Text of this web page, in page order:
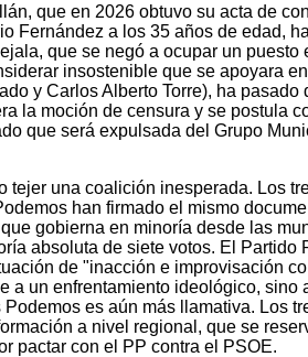
que en 2026 obtuvo su acta de
Fernández a los 35 años de edad,
que se negó a ocupar un puesto
insostenible que se apoyara
y Carlos Alberto Torre), ha pasado
la moción de censura y se postula
que será expulsada del Grupo
tejer una coalición inesperada. Los
han firmado el mismo
gobierna en minoría desde las
absoluta de siete votos. El Partido
de "inacción e improvisación
a un enfrentamiento ideológico, sino
es aún más llamativa. Los
a nivel regional, que se
pactar con el PP contra el PSOE.